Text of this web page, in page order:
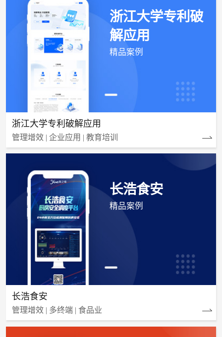
浙江大学专利破
解应用
精品案例
浙江大学专利破解应用
管理增效 | 企业应用 | 教育培训
长浩食安
精品案例
长浩食安
管理增效 | 多终端 | 食品业